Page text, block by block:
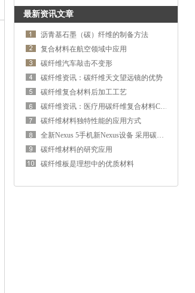
最新资讯文章
沥青基石墨（碳）纤维的制备方法
复合材料在航空领域中应用
碳纤维汽车敲击不变形
碳纤维资讯：碳纤维天文望远镜的优势
碳纤维复合材料后加工工艺
碳纤维资讯：医疗用碳纤维复合材料CT头
碳纤维材料独特性能的应用方式
全新Nexus 5手机新Nexus设备 采用碳纤维复合
碳纤维材料的研究应用
碳纤维板是理想中的优质材料